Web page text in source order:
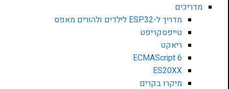
מדריכים
מדריך ל-ESP32 לילדים ולהורים מאפס
טייפסקריפט
ריאקט
ECMAScript 6
ES20XX
מיקרו בקרים